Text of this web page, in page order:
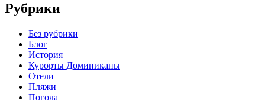
Рубрики
Без рубрики
Блог
История
Курорты Доминиканы
Отели
Пляжи
Погода